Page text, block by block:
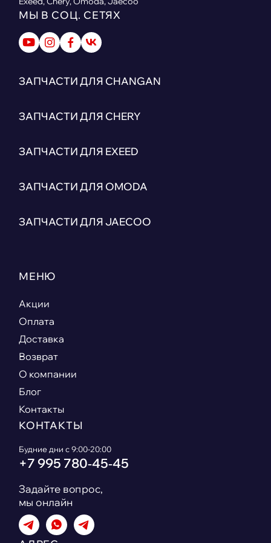
МЫ В СОЦ. СЕТЯХ
ЗАПЧАСТИ ДЛЯ CHANGAN
ЗАПЧАСТИ ДЛЯ CHERY
ЗАПЧАСТИ ДЛЯ EXEED
ЗАПЧАСТИ ДЛЯ OMODA
ЗАПЧАСТИ ДЛЯ JAECOO
МЕНЮ
Акции
Оплата
Доставка
Возврат
О компании
Блог
Контакты
КОНТАКТЫ
Будние дни с 9:00-20:00
+7 995 780‑45‑45
Задайте вопрос,
мы онлайн